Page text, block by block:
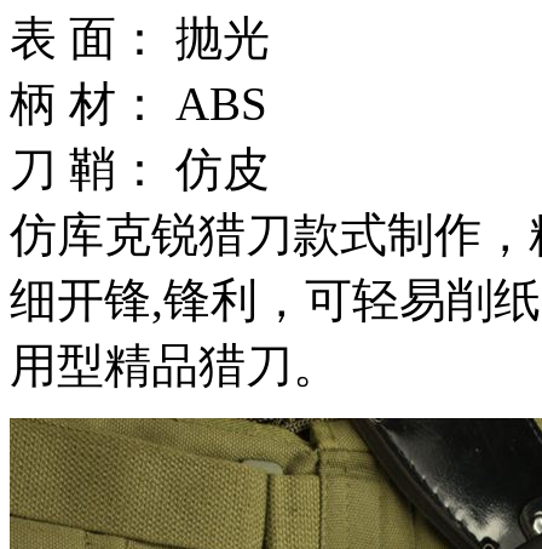
表 面： 抛光
柄 材： ABS
刀 鞘： 仿皮
仿库克锐猎刀款式制作
细开锋,锋利，可轻易削
用型精品猎刀。